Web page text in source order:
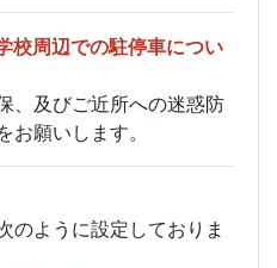
校周辺での駐停車につい
、及びご近所への迷惑防
お願いします。
ように設定しておりま